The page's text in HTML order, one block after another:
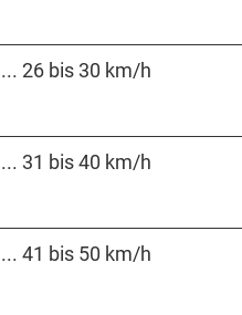
... 26 bis 30 km/h
... 31 bis 40 km/h
... 41 bis 50 km/h